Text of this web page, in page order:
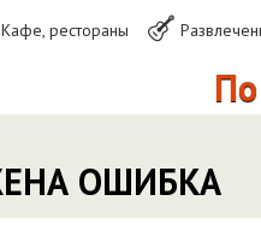
Кафе, рестораны
ОШИБКА